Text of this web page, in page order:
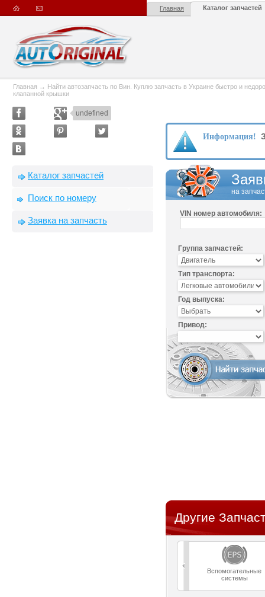
Главная Каталог запчастей
Главная → Найти автозапчасть по Вин. Куплю запчасть в Украине быстро и
клапанной крышки
undefined
Каталог запчастей
Поиск по номеру
Заявка на запчасть
Информация!
на
VIN номер автомобиля:
Группа запчастей:
Тип транспорта:
Год выпуска:
Привод:
Другие
Вспомогательные
системы